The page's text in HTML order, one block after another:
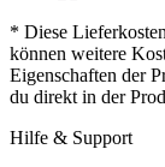
* Diese
können weitere
Eigenschaften der
du direkt in der
Hilfe & Support